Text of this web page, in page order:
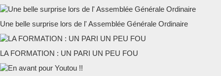
Une belle surprise lors de l' Assemblée Générale Ordinaire
LA FORMATION : UN PARI UN PEU FOU